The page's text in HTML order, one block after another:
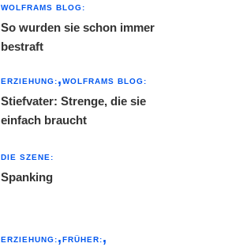
WOLFRAMS BLOG:
So wurden sie schon immer
bestraft
ERZIEHUNG: WOLFRAMS BLOG:
Stiefvater: Strenge, die sie
einfach braucht
DIE SZENE:
Spanking
ERZIEHUNG:
FRÜHER: